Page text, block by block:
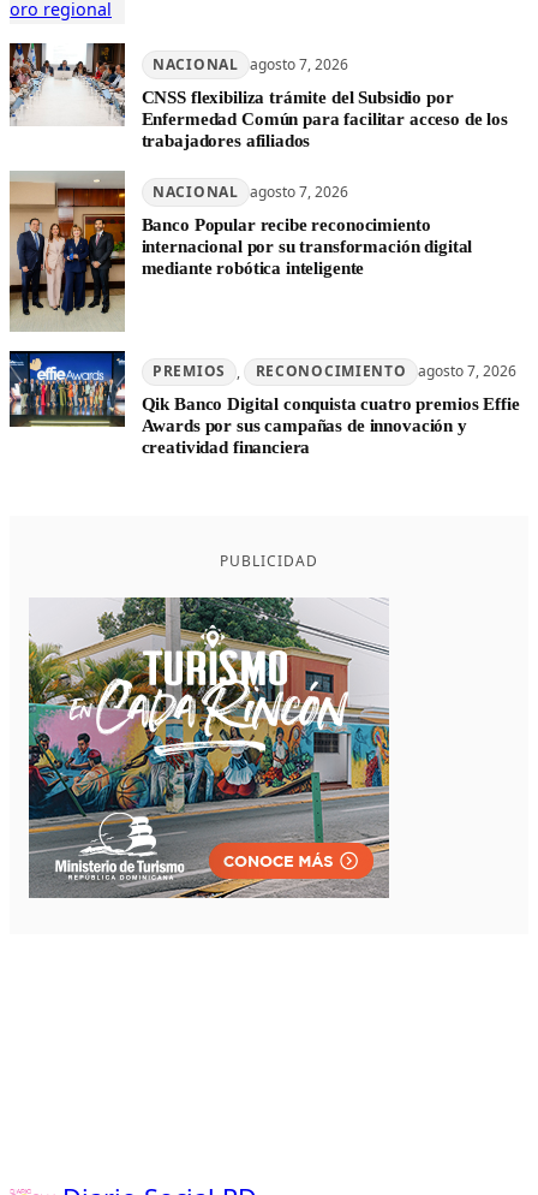
NACIONAL agosto 7, 2026
CNSS flexibiliza trámite del Subsidio por
Enfermedad Común para facilitar acceso de los
trabajadores afiliados
NACIONAL agosto 7, 2026
Banco Popular recibe reconocimiento
internacional por su transformación digital
mediante robótica inteligente
PREMIOS , RECONOCIMIENTO agosto 7, 2026
Qik Banco Digital conquista cuatro premios Effie
Awards por sus campañas de innovación y
creatividad financiera
PUBLICIDAD